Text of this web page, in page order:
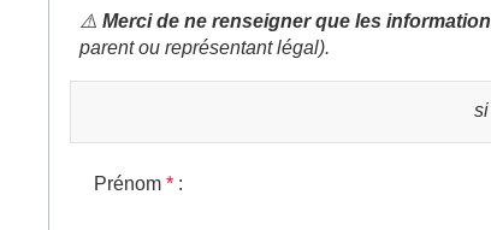
⚠️ Merci de ne renseigner que les
parent ou représentant légal).
Prénom * :